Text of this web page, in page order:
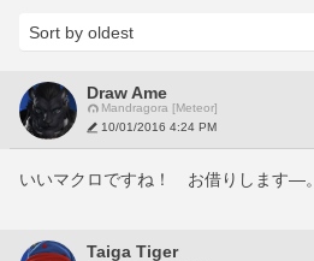
Draw Ame
Mandragora [Meteor]
10/01/2016 4:24 PM
いいマクロですね！　お借りします―。
Taiga Tiger